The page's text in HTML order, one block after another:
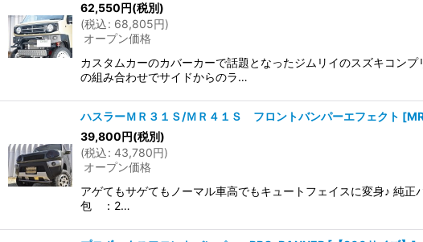
62,550円(税別)
(税込: 68,805円)
オープン価格
カスタムカーのカバーカーで話題となったジムリイのスズキコン
の組み合わせでサイドからのラ…
ハスラーＭＲ３１Ｓ/ＭＲ４１Ｓ フロントバンパーエフェクト [
39,800円(税別)
(税込: 43,780円)
オープン価格
アゲてもサゲてもノーマル車高でもキュートフェイスに変身♪
包 ：2…